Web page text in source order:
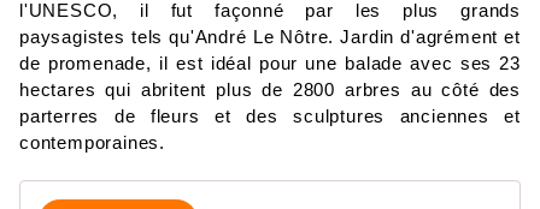
l'UNESCO, il fut façonné par les plus grands
paysagistes tels qu'André Le Nôtre. Jardin d'agrément et
de promenade, il est idéal pour une balade avec ses 23
hectares qui abritent plus de 2800 arbres au côté des
parterres de fleurs et des sculptures anciennes et
contemporaines.